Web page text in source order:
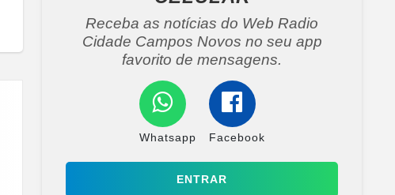
Receba as notícias do Web Radio
Cidade Campos Novos no seu app
favorito de mensagens.
Whatsapp Facebook
ENTRAR